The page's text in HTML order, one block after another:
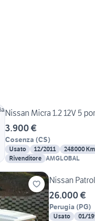
Nissan Micra 1.2 12V 5
3.900 €
Cosenza (CS)
Usato 12/2011 248000 Km
Rivenditore AMGLOBAL
Nissan
26.000 €
Perugia (PG)
Usato 01/